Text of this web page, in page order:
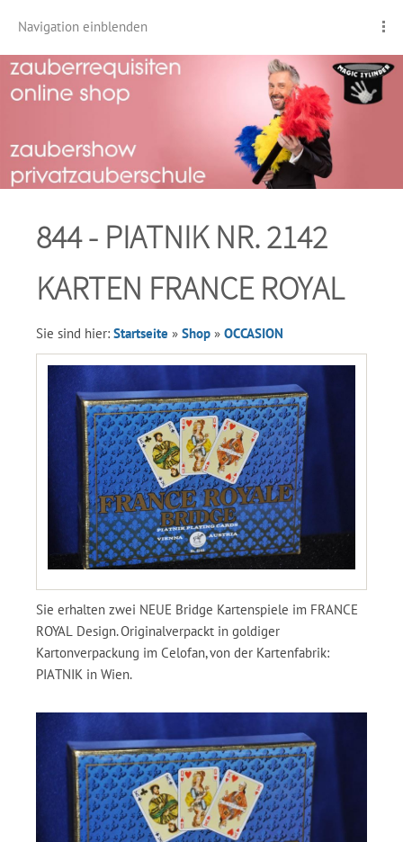
Navigation einblenden
844 - PIATNIK NR. 2142
KARTEN FRANCE ROYAL
Sie sind hier: Startseite » Shop » OCCASION
Sie erhalten zwei NEUE Bridge Kartenspiele im FRANCE
ROYAL Design. Originalverpackt in goldiger
Kartonverpackung im Celofan, von der Kartenfabrik:
PIATNIK in Wien.